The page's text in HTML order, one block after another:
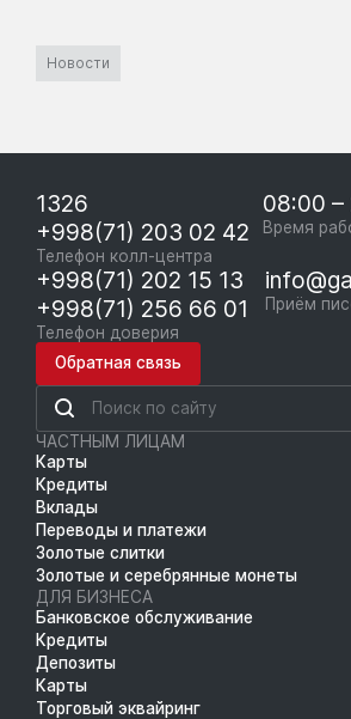
Новости
1326
+998(71) 203 02 42
Телефон колл-центра
08:00 –
Время
+998(71) 202 15 13
+998(71) 256 66 01
Телефон доверия
Приём
Обратная связь
ЧАСТНЫМ ЛИЦАМ
Карты
Кредиты
Вклады
Переводы и платежи
Золотые слитки
Золотые и серебрянные монеты
ДЛЯ БИЗНЕСА
Банковское обслуживание
Кредиты
Депозиты
Карты
Торговый эквайринг